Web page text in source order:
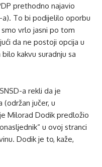
prethodno najavio
a). To bi podijelilo oporbu
vrlo jasni po tom
da ne postoji opcija u
kakvu suradnju sa
a rekli da je
(održan jučer, u
Milorad Dodik predložio
u ovoj stranci
Dodik je to, kaže,